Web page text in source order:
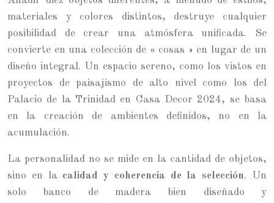
materiales y colores distintos, destruye cualquier
posibilidad de crear una atmósfera unificada. Se
convierte en una colección de « cosas » en lugar de un
diseño integral. Un espacio sereno, como los vistos en
proyectos de paisajismo de alto nivel como los del
Palacio de la Trinidad en Casa Decor 2024, se basa
en la creación de ambientes definidos, no en la
acumulación.
La personalidad no se mide en la cantidad de objetos,
sino en la calidad y coherencia de la selección. Un
solo banco de madera bien diseñado y